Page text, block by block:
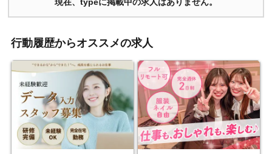
行動履歴からオススメの求人